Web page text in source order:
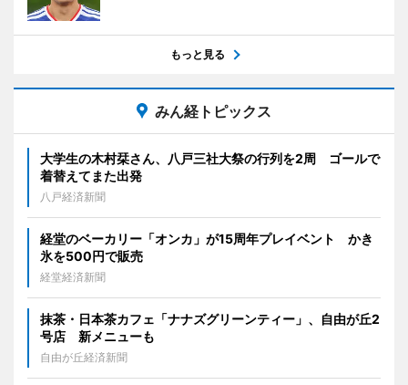
もっと見る
みん経トピックス
大学生の木村栞さん、八戸三社大祭の行列を2周 ゴールで
着替えてまた出発
八戸経済新聞
経堂のベーカリー「オンカ」が15周年プレイベント かき
氷を500円で販売
経堂経済新聞
抹茶・日本茶カフェ「ナナズグリーンティー」、自由が丘2
号店 新メニューも
自由が丘経済新聞